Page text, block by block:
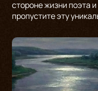
стороне жизни поэта
пропустите эту